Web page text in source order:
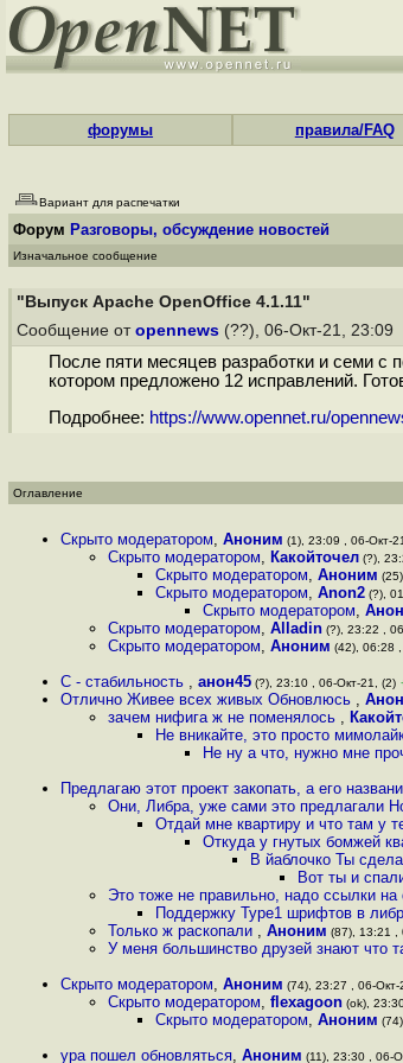
форумы правила/FAQ
Вариант для распечатки
Форум Разговоры, обсуждение новостей
Изначальное сообщение
"Выпуск Apache OpenOffice 4.1.11"
Сообщение от opennews (??), 06-Окт-21, 23:09
После пяти месяцев разработки и семи с
котором предложено 12 исправлений.
Подробнее: https://www.opennet.ru/
Оглавление
Скрыто модератором, Аноним (1), 23:09 , 06-Окт-
Скрыто модератором, Какойточел (?),
Скрыто модератором, Аноним
Скрыто модератором, Anon2 (?),
Скрыто модератором,
Скрыто модератором, Alladin (?), 23:22 ,
Скрыто модератором, Аноним (42), 06:28
С - стабильность , анон45 (?), 23:10 , 06-Окт-21, (2)
Отлично Живее всех живых Обновлюсь ,
зачем нифига ж не поменялось ,
Не вникайте, это просто
Не ну а что, нужно мне
Предлагаю этот проект закопать, а его
Они, Либра, уже сами это предлагали
Отдай мне квартиру и что там у
Откуда у гнутых бомжей
В йаблочко Ты
Вот ты и
Это тоже не правильно, надо ссылки
Поддержку Type1 шрифтов в
Только ж раскопали , Аноним (87), 13:21 ,
У меня большинство друзей знают что
Скрыто модератором, Аноним (74), 23:27 , 06-Окт-
Скрыто модератором, flexagoon (ok),
Скрыто модератором, Аноним
ура пошел обновляться, Аноним (11), 23:30 , 06-